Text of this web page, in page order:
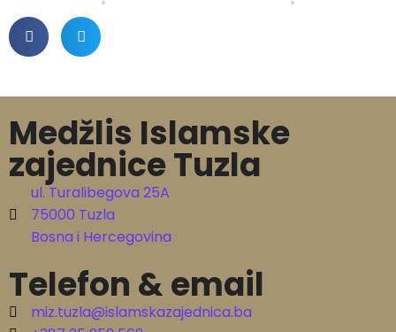
Medžlis Islamske
zajednice Tuzla
ul. Turalibegova 25A
75000 Tuzla
Bosna i Hercegovina
Telefon & email
miz.tuzla@islamskazajednica.ba